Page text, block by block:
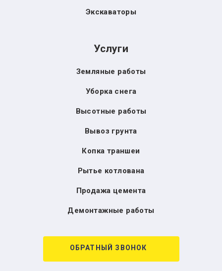
Экскаваторы
Услуги
Земляные работы
Уборка снега
Высотные работы
Вывоз грунта
Копка траншеи
Рытье котлована
Продажа цемента
Демонтажные работы
ОБРАТНЫЙ ЗВОНОК